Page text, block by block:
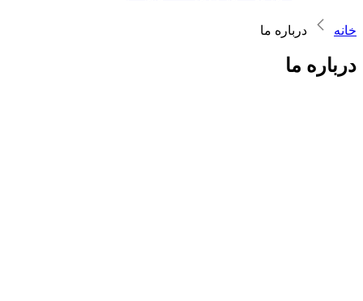
خانه درباره ما
درباره ما